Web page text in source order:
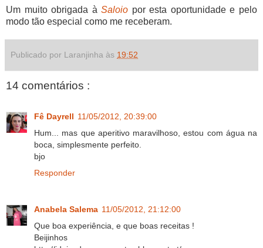
Um muito obrigada àSaloio por esta oportunidade e pelo
modo tão especial como me receberam.
Publicado por Laranjinha às 19:52
14 comentários :
Fê Dayrell 11/05/2012, 20:39:00
Hum... mas que aperitivo maravilhoso, estou com água na
boca, simplesmente perfeito.
bjo
Responder
Anabela Salema 11/05/2012, 21:12:00
Que boa experiência, e que boas receitas !
Beijinhos